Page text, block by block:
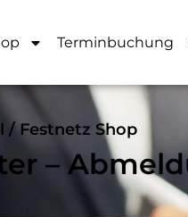
Terminbuchung
/ Festnetz Shop
–